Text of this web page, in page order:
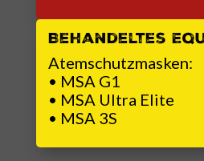
Behandeltes
Atemschutzmasken:
• MSA G1
• MSA Ultra Elite
• MSA 3S